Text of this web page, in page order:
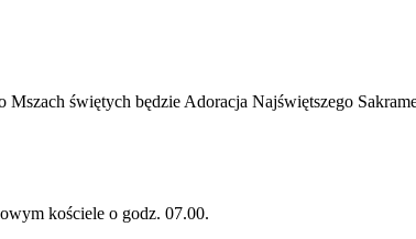
świętych będzie Adoracja Najświętszego
kościele o godz. 07.00.